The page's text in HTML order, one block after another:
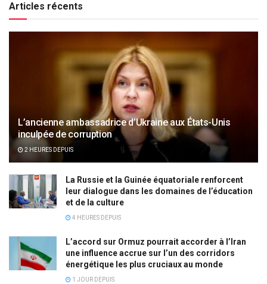
Articles récents
L’ancienne ambassadrice d’Ukraine aux États-Unis
inculpée de corruption
2 HEURES DEPUIS
La Russie et la Guinée équatoriale renforcent
leur dialogue dans les domaines de l’éducation
et de la culture
4 HEURES DEPUIS
L’accord sur Ormuz pourrait accorder à l’Iran
une influence accrue sur l’un des corridors
énergétique les plus cruciaux au monde
1 JOUR DEPUIS